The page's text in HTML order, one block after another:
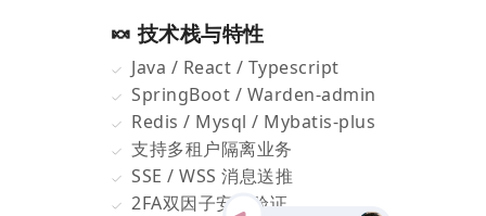
🍬 技术栈与特性
Java / React / Typescript
SpringBoot / Warden-admin
Redis / Mysql / Mybatis-plus
支持多租户隔离业务
SSE / WSS 消息送推
2FA双因子安全验证